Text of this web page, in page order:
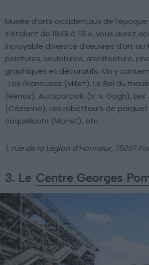
Musée d’arts occidentaux de
s’étalant de 1848 à 1914, vous aurez
incroyable diversité d’œuvres d’art au
peintures, sculptures, architecture,
graphiques et décoratifs. On y
: Les Glaneuses (Millet), Le Bal du
(Renoir), Autoportrait (V. v. Gogh),
(Cézanne), Les rabotteurs de
coquelicots (Monet), etc.
1, rue de la Légion d’Honneur, 75007
3. Le Centre Georges